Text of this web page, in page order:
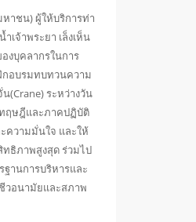
าชน) ผู้ให้บริการท่า
เจ้าพระยา เล็งเห็น
งบุคลากรในการ
กอบรมทบทวนความ
(Crane) ระหว่างวัน
ทฤษฎีและภาคปฏิบัติ
ความมั่นใจ และให้
ธิภาพสูงสุด ร่วมไป
ฐานการบริหารและ
วอนามัยและสภาพ